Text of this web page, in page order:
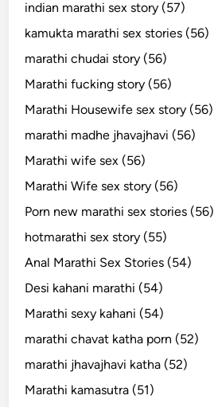
indian marathi sex story (57)
kamukta marathi sex stories (56)
marathi chudai story (56)
Marathi fucking story (56)
Marathi Housewife sex story (56)
marathi madhe jhavajhavi (56)
Marathi wife sex (56)
Marathi Wife sex story (56)
Porn new marathi sex stories (56)
hotmarathi sex story (55)
Anal Marathi Sex Stories (54)
Desi kahani marathi (54)
Marathi sexy kahani (54)
marathi chavat katha porn (52)
marathi jhavajhavi katha (52)
Marathi kamasutra (51)